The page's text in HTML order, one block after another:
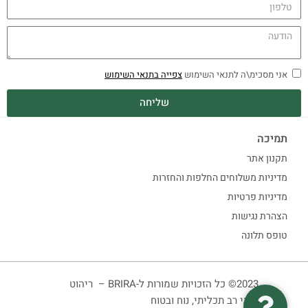
אני מסכימ\ה לתנאי השימוש צפייה בתנאי השימוש
שליחה
תמיכה
תקנון אתר
מדיניות משלוחים החלפות והחזרות
מדיניות פרטיות
הצהרת נגישות
טופס תלונה
2023© כל הזכויות שמורות ל-BRIRA – ריהוט
ביתי רב תכליתי, נוח ובטוח